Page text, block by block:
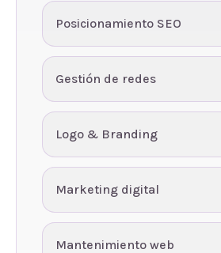
Posicionamiento SEO
Gestión de redes
Logo & Branding
Marketing digital
Mantenimiento web